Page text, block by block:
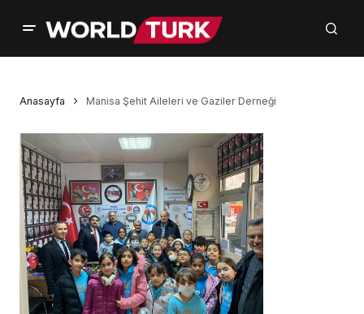
Anasayfa Manisa Şehit Aileleri ve Gaziler Derneği